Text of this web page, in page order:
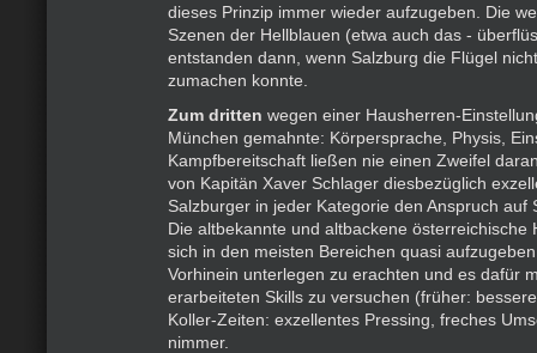
dieses Prinzip immer wieder aufzugeben. Die
Szenen der Hellblauen (etwa auch das -
entstanden dann, wenn Salzburg die Flügel
zumachen konnte.
Zum dritten wegen einer Hausherren-
München gemahnte: Körpersprache, Physis,
Kampfbereitschaft ließen nie einen Zweifel
von Kapitän Xaver Schlager diesbezüglich
Salzburger in jeder Kategorie den Anspruch auf
Die altbekannte und altbackene österreichische
sich in den meisten Bereichen quasi
Vorhinein unterlegen zu erachten und es dafür
erarbeiteten Skills zu versuchen (früher:
Koller-Zeiten: exzellentes Pressing, freches
nimmer.